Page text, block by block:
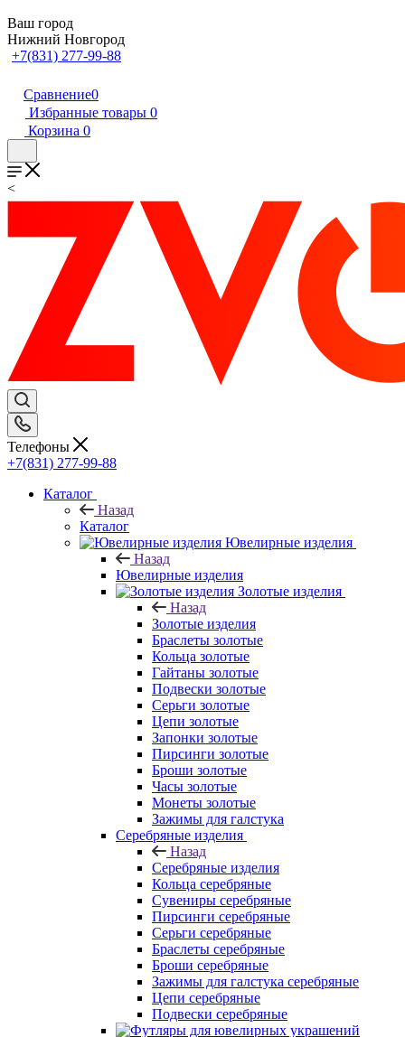
Ваш город
Нижний Новгород
+7(831) 277-99-88
Сравнение0
Избранные товары 0
Корзина 0
<
Телефоны
+7(831) 277-99-88
Каталог
Назад
Каталог
Ювелирные изделия
Назад
Ювелирные изделия
Золотые изделия
Назад
Золотые изделия
Браслеты золотые
Кольца золотые
Гайтаны золотые
Подвески золотые
Серьги золотые
Цепи золотые
Запонки золотые
Пирсинги золотые
Броши золотые
Часы золотые
Монеты золотые
Зажимы для галстука
Серебряные изделия
Назад
Серебряные изделия
Кольца серебряные
Сувениры серебряные
Пирсинги серебряные
Серьги серебряные
Браслеты серебряные
Броши серебряные
Зажимы для галстука серебряные
Цепи серебряные
Подвески серебряные